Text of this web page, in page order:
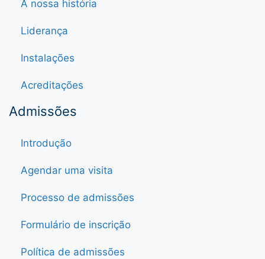
A nossa história
Liderança
Instalações
Acreditações
Admissões
Introdução
Agendar uma visita
Processo de admissões
Formulário de inscrição
Política de admissões